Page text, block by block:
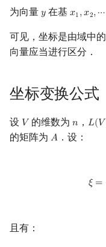
为向量 𝑦
y在基 𝑥1,𝑥2,⋯
x1,x2,⋯,
可见，坐标是由域中
向量应当进行区分．
坐标变换公式
设 𝑉
V 的维数为𝑛
n ， 𝐿(𝑉
L(V)
的矩阵为 𝐴
A ．设：
𝜉 =
且有：